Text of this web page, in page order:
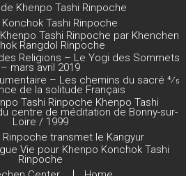
Khenpo Tashi Rinpoche
Tashi Rinpoche
Tashi Rinpoche par Khenchen
Rangdol Rinpoche
Religions – Le Yogi des Sommets
– mars avril 2019
– Les chemins du sacré 4⁄5
de la solitude Français
Tashi Rinpoche Khenpo Tashi
centre de méditation de Bonny-sur-
Loire / 1999
Rinpoche transmet le Kangyur
Vie pour Khenpo Konchok Tashi
Rinpoche